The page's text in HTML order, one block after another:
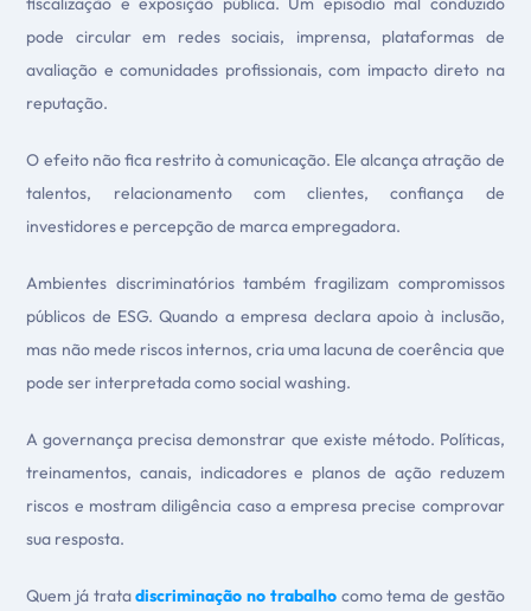
pode circular em redes sociais, imprensa, plataformas de
avaliação e comunidades profissionais, com impacto direto na
reputação.
O efeito não fica restrito à comunicação. Ele alcança atração de
talentos, relacionamento com clientes, confiança de
investidores e percepção de marca empregadora.
Ambientes discriminatórios também fragilizam compromissos
públicos de ESG. Quando a empresa declara apoio à inclusão,
mas não mede riscos internos, cria uma lacuna de coerência que
pode ser interpretada como social washing.
A governança precisa demonstrar que existe método. Políticas,
treinamentos, canais, indicadores e planos de ação reduzem
riscos e mostram diligência caso a empresa precise comprovar
sua resposta.
Quem já tratadiscriminação no trabalhocomo tema de gestão